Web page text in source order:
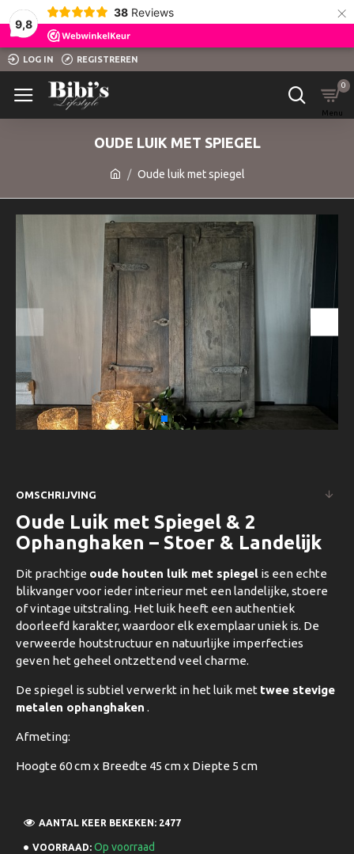
9,8
38 Reviews ×
LOG IN REGISTREREN
0
Oude luik met spiegel
OUDE LUIK MET SPIEGEL
OMSCHRIJVING
Oude Luik met Spiegel & 2
Ophanghaken – Stoer & Landelijk
Dit prachtige oude houten luik met spiegel is een echte
blikvanger voor ieder interieur met een landelijke, stoere
of vintage uitstraling. Het luik heeft een authentiek
doorleefd karakter, waardoor elk exemplaar uniek is. De
verweerde houtstructuur en natuurlijke imperfecties
geven het geheel ontzettend veel charme.
De spiegel is subtiel verwerkt in het luik met twee stevige
metalen ophanghaken .
Afmeting:
Hoogte 60 cm x Breedte 45 cm x Diepte 5 cm
VOORRAAD: Op voorraad
AANTAL KEER BEKEKEN: 2477